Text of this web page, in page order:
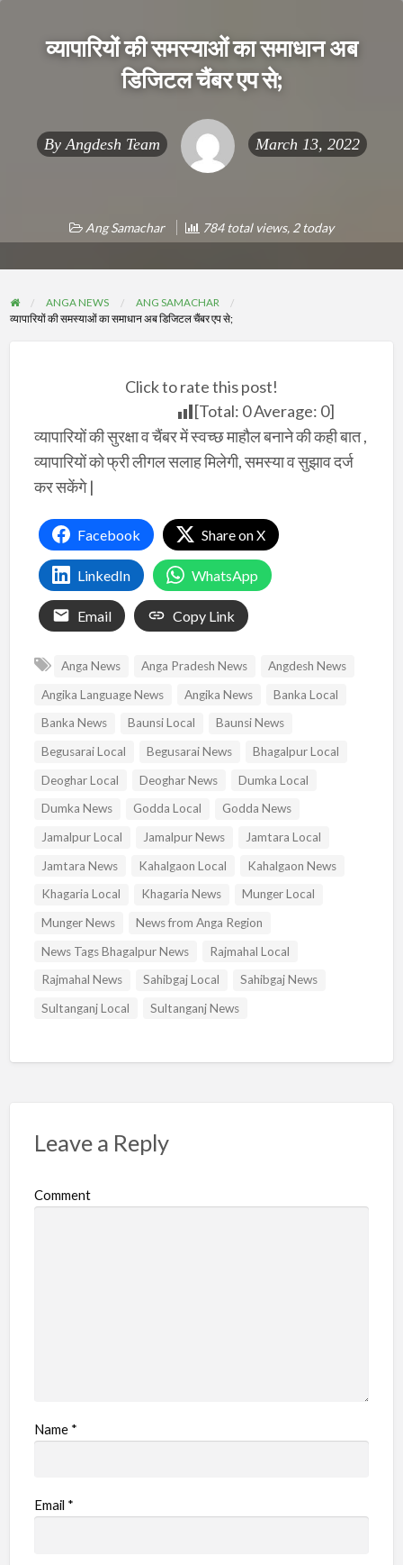
व्यापारियों की समस्याओं का समाधान अब
डिजिटल चैंबर एप से;
By Angdesh Team March 13, 2022
Ang Samachar 784 total views, 2 today
ANGA NEWS
ANG SAMACHAR
व्यापारियों की समस्याओं का समाधान अब डिजिटल चैंबर एप से;
Click to rate this post!
[Total: 0Average: 0]
व्यापारियों की सुरक्षा व चैंबर में स्वच्छ माहौल बनाने की कही बात ,
व्यापारियों को फ्री लीगल सलाह मिलेगी, समस्या व सुझाव दर्ज
कर सकेंगे |
Facebook Share on X
LinkedIn WhatsApp
Email Copy Link
Anga News Anga Pradesh News
Angdesh News
Angika Language News
Angika News
Banka Local
Banka News
Baunsi Local
Baunsi News
Begusarai Local
Begusarai News
Bhagalpur Local
Deoghar Local
Deoghar News
Dumka Local
Dumka News
Godda Local
Godda News
Jamalpur Local
Jamalpur News
Jamtara Local
Jamtara News
Kahalgaon Local
Kahalgaon News
Khagaria Local
Khagaria News
Munger Local
Munger News
News from Anga Region
News Tags Bhagalpur News
Rajmahal Local
Rajmahal News
Sahibgaj Local
Sahibgaj News
Sultanganj Local
Sultanganj News
Leave a Reply
Comment
Name *
Email *